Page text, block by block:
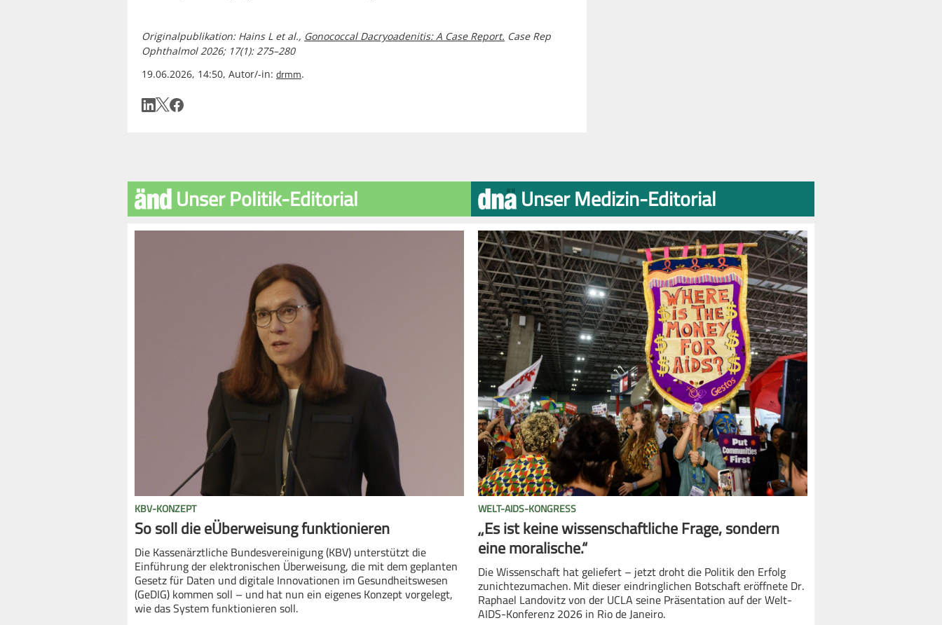
Originalpublikation: Hains L et al., Gonococcal Dacryoadenitis: A Case Report. Case Rep
Ophthalmol 2026; 17(1): 275–280
19.06.2026, 14:50, Autor/-in: drmm.
Unser Politik-Editorial
KBV-KONZEPT
So soll die eÜberweisung funktionieren
Die Kassenärztliche Bundesvereinigung (KBV) unterstützt die
Einführung der elektronischen Überweisung, die mit dem geplanten
Gesetz für Daten und digitale Innovationen im Gesundheitswesen
(GeDIG) kommen soll – und hat nun ein eigenes Konzept vorgelegt,
wie das System funktionieren soll.
Unser Medizin-Editorial
WELT-AIDS-KONGRESS
„Es ist keine wissenschaftliche Frage, sondern
eine moralische.“
Die Wissenschaft hat geliefert – jetzt droht die Politik den Erfolg
zunichtezumachen. Mit dieser eindringlichen Botschaft eröffnete Dr.
Raphael Landovitz von der UCLA seine Präsentation auf der Welt-
AIDS-Konferenz 2026 in Rio de Janeiro.